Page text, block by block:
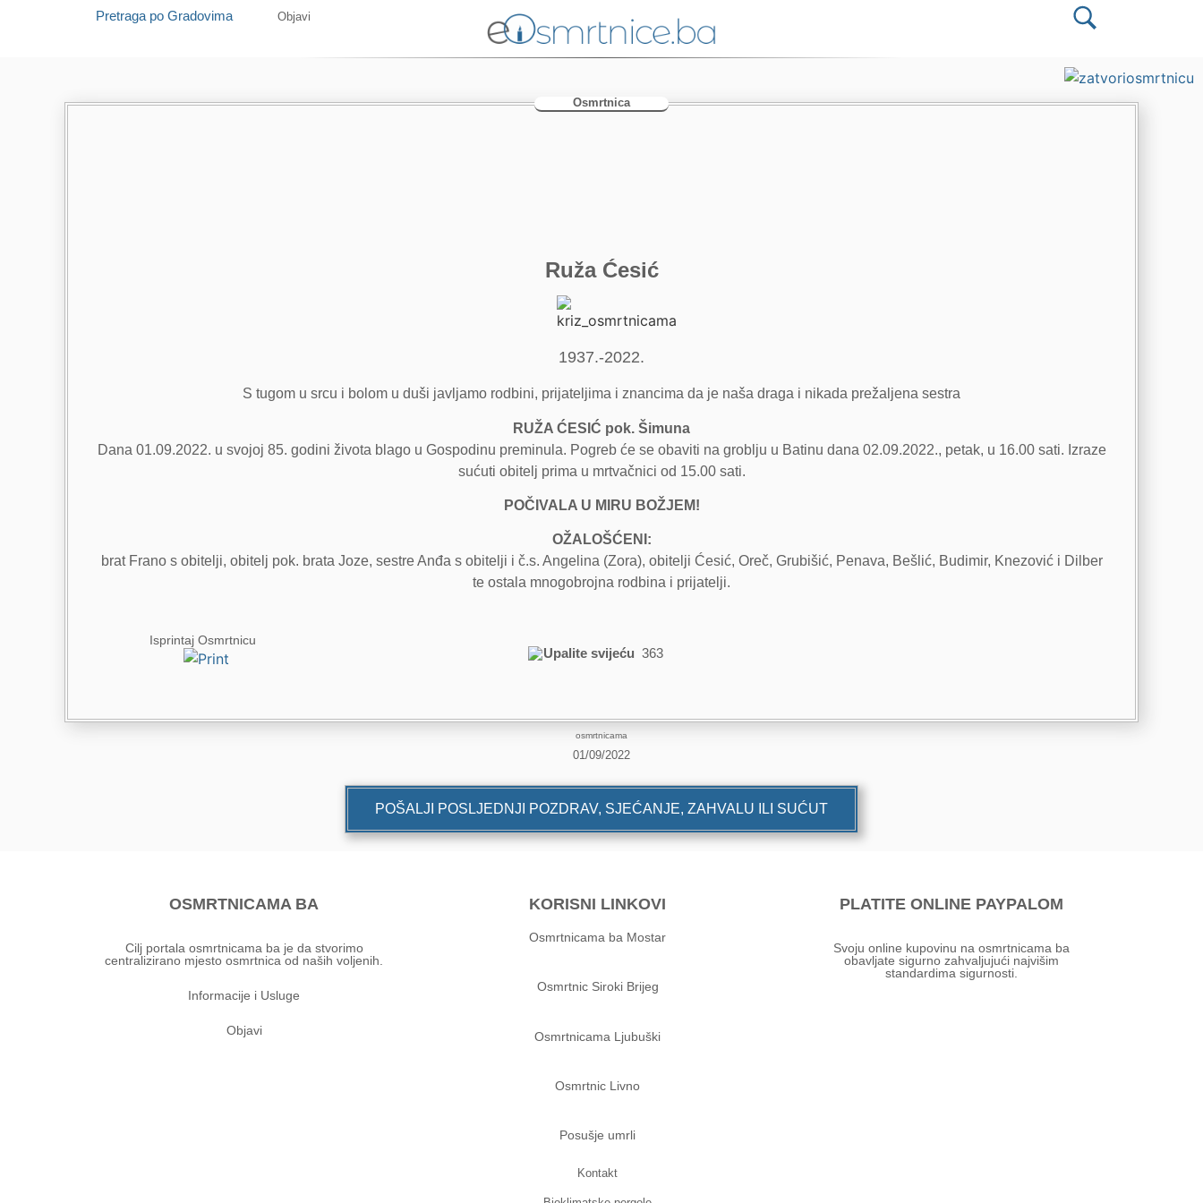
Pretraga po Gradovima Objavi
Osmrtnica
Ruža Ćesić
1937.-2022.
S tugom u srcu i bolom u duši javljamo rodbini, prijateljima i znancima da je naša draga i nikada prežaljena sestra
RUŽA ĆESIĆ pok. Šimuna
Dana 01.09.2022. u svojoj 85. godini života blago u Gospodinu preminula. Pogreb će se obaviti na groblju u Batinu dana 02.09.2022., petak, u 16.00 sati. Izraze
sućuti obitelj prima u mrtvačnici od 15.00 sati.
POČIVALA U MIRU BOŽJEM!
OŽALOŠĆENI:
brat Frano s obitelji, obitelj pok. brata Joze, sestre Anđa s obitelji i č.s. Angelina (Zora), obitelji Ćesić, Oreč, Grubišić, Penava, Bešlić, Budimir, Knezović i Dilber
te ostala mnogobrojna rodbina i prijatelji.
Isprintaj Osmrtnicu
Upalite svijeću 363
osmrtnicama
01/09/2022
POŠALJI POSLJEDNJI POZDRAV, SJEĆANJE, ZAHVALU ILI SUĆUT
OSMRTNICAMA BA
Cilj portala osmrtnicama ba je da stvorimo
centralizirano mjesto osmrtnica od naših voljenih.
Informacije i Usluge
Objavi
KORISNI LINKOVI
Osmrtnicama ba Mostar
Osmrtnic Siroki Brijeg
Osmrtnicama Ljubuški
Osmrtnic Livno
Posušje umrli
Kontakt
PLATITE ONLINE PAYPALOM
Svoju online kupovinu na osmrtnicama ba
obavljate sigurno zahvaljujući najvišim
standardima sigurnosti.